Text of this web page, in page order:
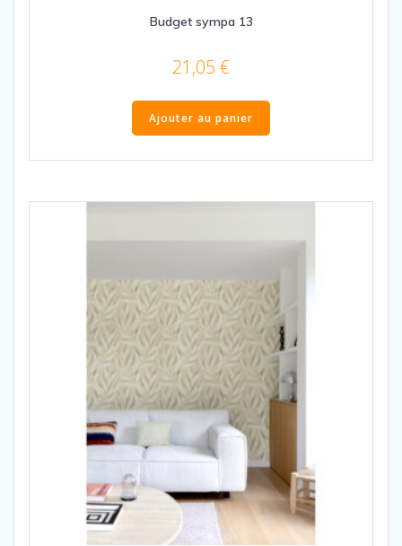
Budget sympa 13
21,05 €
Ajouter au panier